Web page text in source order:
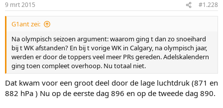
s
:
9 mrt 2015 #1.228
G1ant zei:
Na olympisch seizoen argument: waarom ging t dan zo snoeihard
bij t WK afstanden? En bij t vorige WK in Calgary, na olympisch jaar,
werden er door de toppers veel meer PRs gereden. Adelskalendern
ging toen compleet overhoop. Nu totaal niet.
Dat kwam voor een groot deel door de lage luchtdruk (871 en
882 hPa ) Nu op de eerste dag 896 en op de tweede dag 890.